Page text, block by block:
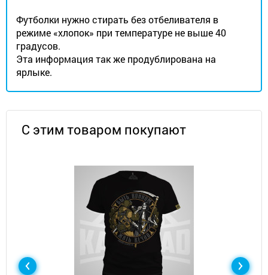
Футболки нужно стирать без отбеливателя в
режиме «хлопок» при температуре не выше 40
градусов.
Эта информация так же продублирована на
ярлыке.
С этим товаром покупают